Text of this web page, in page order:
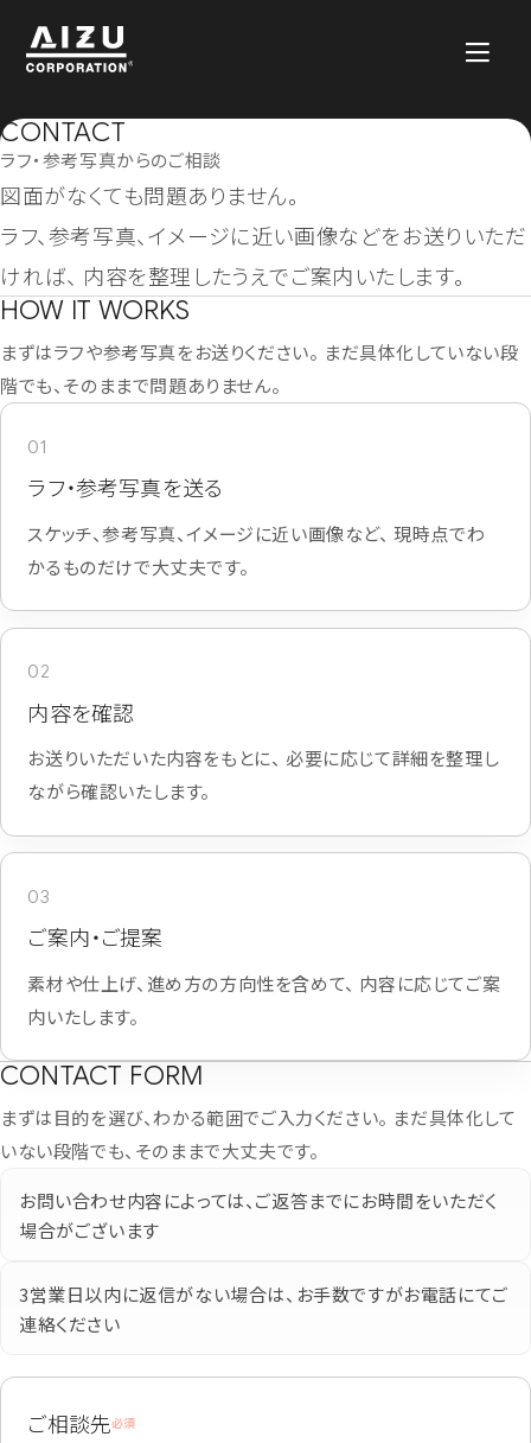
CONTACT
ラフ・参考写真からのご相談
図面がなくても問題ありません。
ラフ、参考写真、イメージに近い画像などをお送りいただ
ければ、 内容を整理したうえでご案内いたします。
HOW IT WORKS
まずはラフや参考写真をお送りください。 まだ具体化していない段
階でも、そのままで問題ありません。
01
ラフ・参考写真を送る
スケッチ、参考写真、イメージに近い画像など、 現時点でわ
かるものだけで大丈夫です。
02
内容を確認
お送りいただいた内容をもとに、 必要に応じて詳細を整理し
ながら確認いたします。
03
ご案内・ご提案
素材や仕上げ、進め方の方向性を含めて、 内容に応じてご案
内いたします。
CONTACT FORM
まずは目的を選び、わかる範囲でご入力ください。 まだ具体化して
いない段階でも、そのままで大丈夫です。
お問い合わせ内容によっては、ご返答までにお時間をいただく
場合がございます
3営業日以内に返信がない場合は、お手数ですがお電話にてご
連絡ください
ご相談先必須